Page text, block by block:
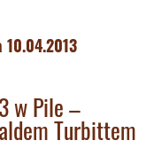
w Pile –
Turbittem